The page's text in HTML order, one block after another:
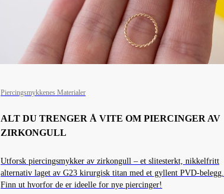
Piercingsmykkenes Materialer
ALT DU TRENGER Å VITE OM PIERCINGER AV
ZIRKONGULL
Utforsk piercingsmykker av zirkongull – et slitesterkt, nikkelfritt
alternativ laget av G23 kirurgisk titan med et gyllent PVD-belegg.
Finn ut hvorfor de er ideelle for nye piercinger!